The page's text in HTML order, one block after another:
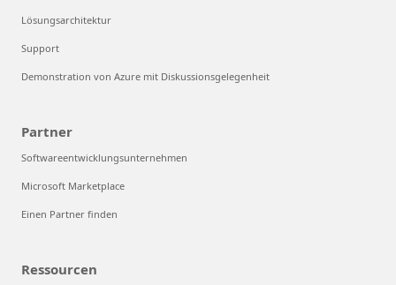
Lösungsarchitektur
Support
Demonstration von Azure mit Diskussionsgelegenheit
Partner
Softwareentwicklungsunternehmen
Microsoft Marketplace
Einen Partner finden
Ressourcen